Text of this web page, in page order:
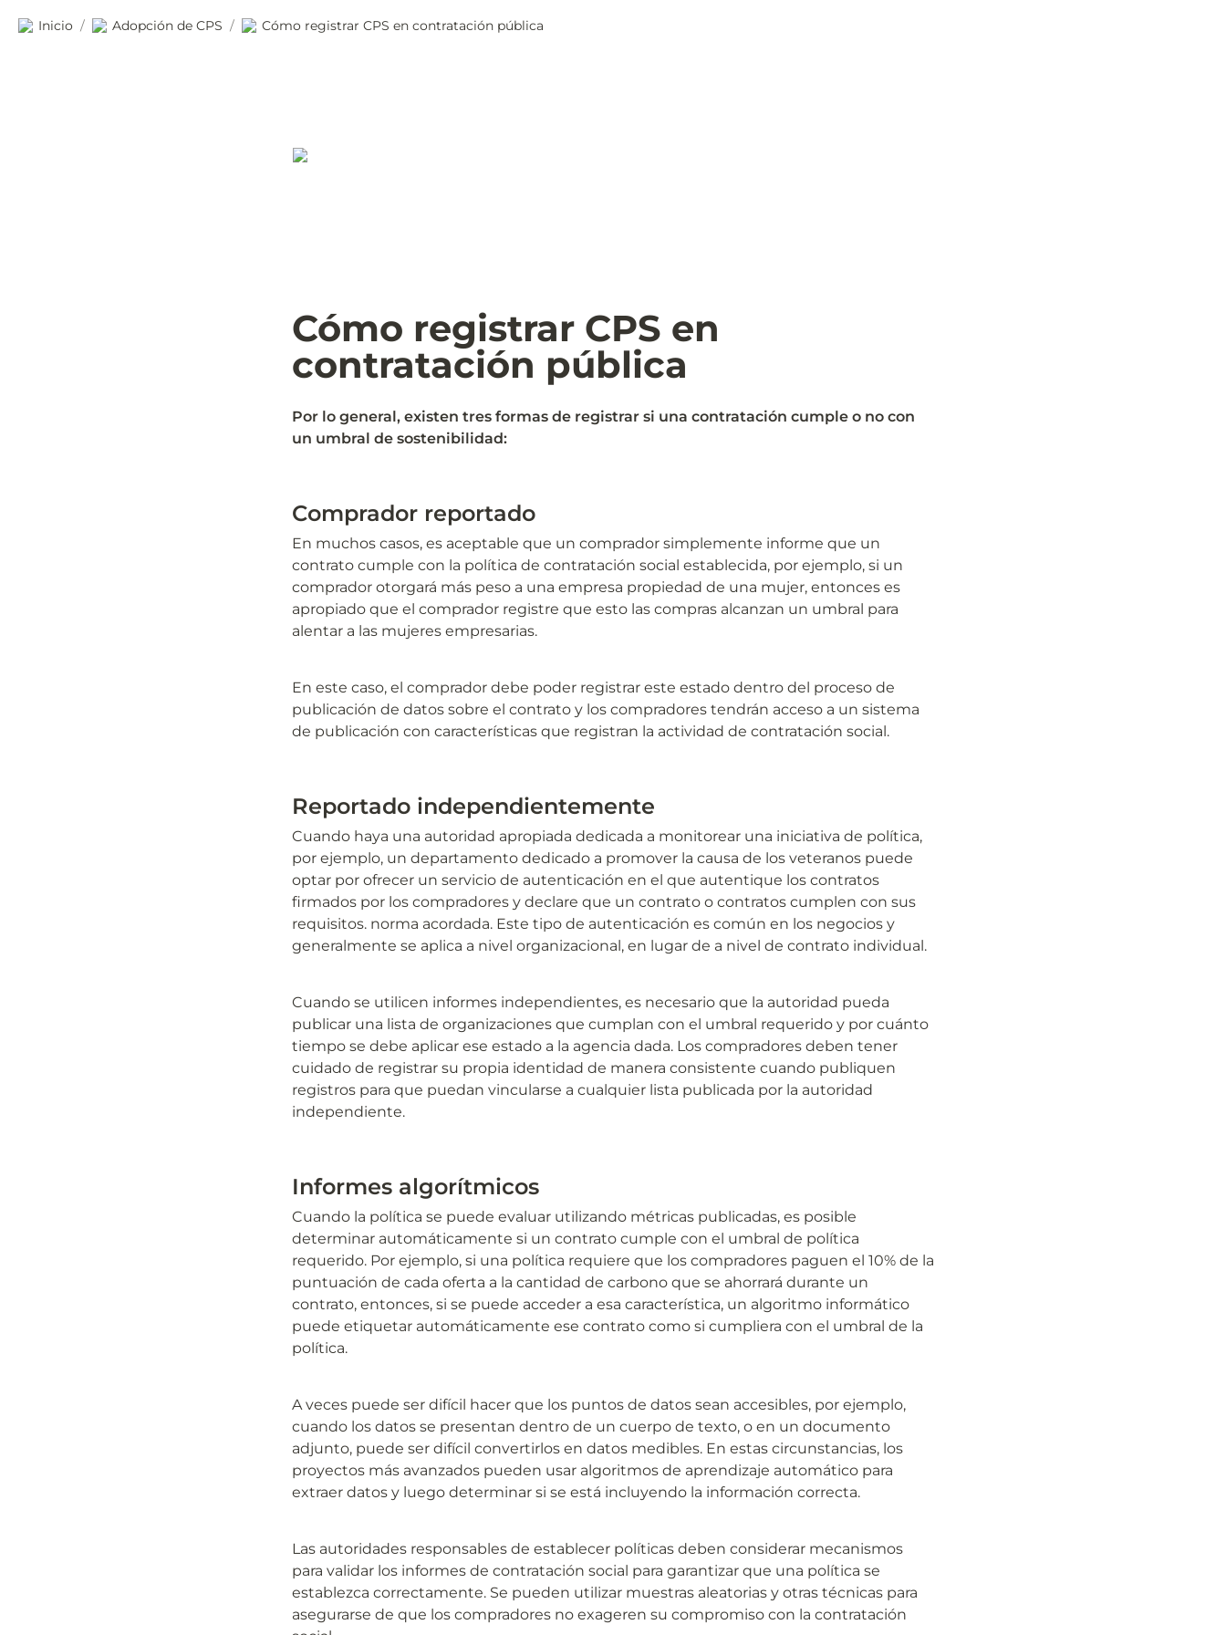
Inicio / Adopción de CPS / Cómo registrar CPS en contratación pública
Cómo registrar CPS en
contratación pública
Por lo general, existen tres formas de registrar si una contratación cumple o no con
un umbral de sostenibilidad:
Comprador reportado
En muchos casos, es aceptable que un comprador simplemente informe que un
contrato cumple con la política de contratación social establecida, por ejemplo, si un
comprador otorgará más peso a una empresa propiedad de una mujer, entonces es
apropiado que el comprador registre que esto las compras alcanzan un umbral para
alentar a las mujeres empresarias.
En este caso, el comprador debe poder registrar este estado dentro del proceso de
publicación de datos sobre el contrato y los compradores tendrán acceso a un sistema
de publicación con características que registran la actividad de contratación social.
Reportado independientemente
Cuando haya una autoridad apropiada dedicada a monitorear una iniciativa de política,
por ejemplo, un departamento dedicado a promover la causa de los veteranos puede
optar por ofrecer un servicio de autenticación en el que autentique los contratos
firmados por los compradores y declare que un contrato o contratos cumplen con sus
requisitos. norma acordada. Este tipo de autenticación es común en los negocios y
generalmente se aplica a nivel organizacional, en lugar de a nivel de contrato individual.
Cuando se utilicen informes independientes, es necesario que la autoridad pueda
publicar una lista de organizaciones que cumplan con el umbral requerido y por cuánto
tiempo se debe aplicar ese estado a la agencia dada. Los compradores deben tener
cuidado de registrar su propia identidad de manera consistente cuando publiquen
registros para que puedan vincularse a cualquier lista publicada por la autoridad
independiente.
Informes algorítmicos
Cuando la política se puede evaluar utilizando métricas publicadas, es posible
determinar automáticamente si un contrato cumple con el umbral de política
requerido. Por ejemplo, si una política requiere que los compradores paguen el 10% de la
puntuación de cada oferta a la cantidad de carbono que se ahorrará durante un
contrato, entonces, si se puede acceder a esa característica, un algoritmo informático
puede etiquetar automáticamente ese contrato como si cumpliera con el umbral de la
política.
A veces puede ser difícil hacer que los puntos de datos sean accesibles, por ejemplo,
cuando los datos se presentan dentro de un cuerpo de texto, o en un documento
adjunto, puede ser difícil convertirlos en datos medibles. En estas circunstancias, los
proyectos más avanzados pueden usar algoritmos de aprendizaje automático para
extraer datos y luego determinar si se está incluyendo la información correcta.
Las autoridades responsables de establecer políticas deben considerar mecanismos
para validar los informes de contratación social para garantizar que una política se
establezca correctamente. Se pueden utilizar muestras aleatorias y otras técnicas para
asegurarse de que los compradores no exageren su compromiso con la contratación